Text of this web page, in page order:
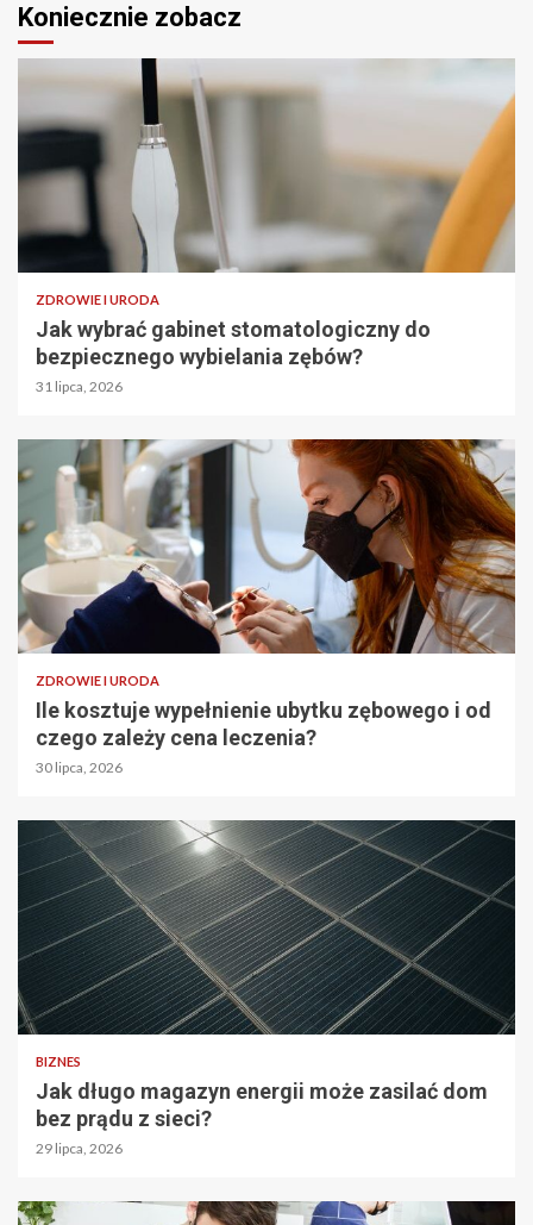
Koniecznie zobacz
ZDROWIE I URODA
Jak wybrać gabinet stomatologiczny do
bezpiecznego wybielania zębów?
31 lipca, 2026
ZDROWIE I URODA
Ile kosztuje wypełnienie ubytku zębowego i od
czego zależy cena leczenia?
30 lipca, 2026
BIZNES
Jak długo magazyn energii może zasilać dom
bez prądu z sieci?
29 lipca, 2026